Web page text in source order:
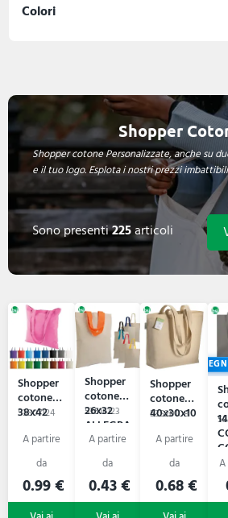
Colori
Shopper
Shopper cotone Personalizzate, anche su
e il tuo logo. Esplota i nostri prezzi
Sono presenti225articoli
Shopper
cotone
38x42
53S07124
0.99 €
Shopper
cotone
26x32
ALLEGRA
53S16123
0.43 €
Shopper
cotone
40x30x10
53S20108
0.68 €